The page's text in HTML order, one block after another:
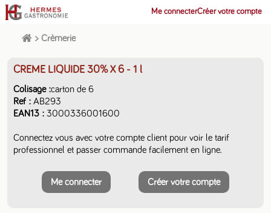
Me connecterCréer votre compte
> Crèmerie
CREME LIQUIDE 30% X 6 - 1 l
Colisage carton de 6
Ref
AB293
EAN13
3000336001600
Connectez vous avec votre compte client pour voir le tarif
professionnel et passer commande facilement en ligne.
Me connecter Créer votre compte